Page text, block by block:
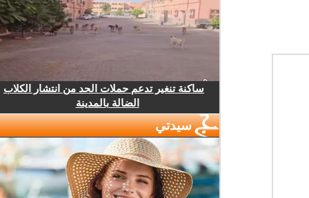
ساكنة تنغير تدعم حملات الحد من انتشار الكلاب
الضالة بالمدينة
سيدتي